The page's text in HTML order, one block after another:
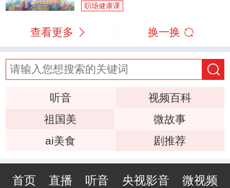
职场健康课
查看更多 换一换
听音
视频百科
祖国美
微故事
ai美食
剧推荐
首页 直播 听音 央视影音 微视频